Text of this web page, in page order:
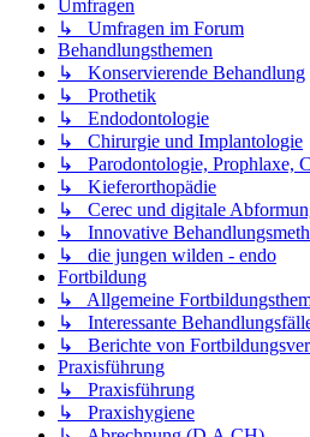
Umfragen
↳ Umfragen im Forum
Behandlungsthemen
↳ Konservierende Behandlung
↳ Prothetik
↳ Endodontologie
↳ Chirurgie und Implantologie
↳ Parodontologie, Prophlaxe,
↳ Kieferorthopädie
↳ Cerec und digitale
↳ Innovative
↳ die jungen wilden - endo
Fortbildung
↳ Allgemeine
↳ Interessante
↳ Berichte von
Praxisführung
↳ Praxisführung
↳ Praxishygiene